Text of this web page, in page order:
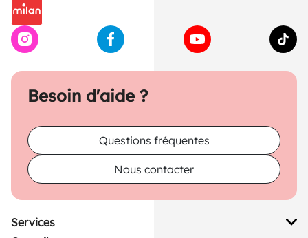
Besoin d'aide ?
Questions fréquentes
Nous contacter
Services